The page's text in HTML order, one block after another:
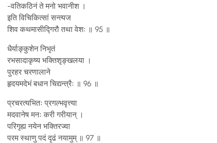
-वतिकठिनं ते मनो भवानीश ।
इति विचिकित्सां सन्त्यज
शिव कथमासीद्गिरौ तथा वेशः ॥ 95 ॥
धैर्याङ्कुशेन निभृतं
रभसादाकृष्य भक्तिशृङ्खलया ।
पुरहर चरणालाने
हृदयमदेभं बधान चिद्यन्त्रैः ॥ 96 ॥
प्रचरत्यभितः प्रगल्भवृत्त्या
मदवानेष मनः करी गरीयान् ।
परिगृह्य नयेन भक्तिरज्वा
परम स्थाणु पदं दृढं नयामुम् ॥ 97 ॥